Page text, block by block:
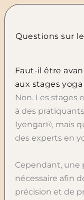
Questions sur
Faut-il être
aux stages yoga
Non. Les stages
à des
Iyengar®, mais
des experts en
Cependant, une
nécessaire afin
précision et de